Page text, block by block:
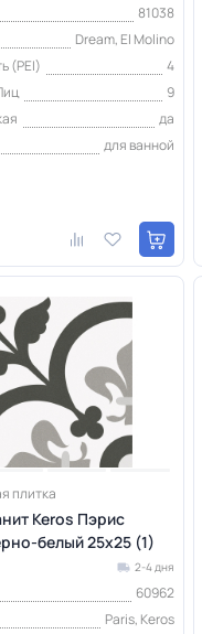
81038
Dream, El Molino
(PEI)
4
9
да
для ванной
плитка
Keros Пэрис
белый 25x25 (1)
2-4 дня
60962
Paris, Keros